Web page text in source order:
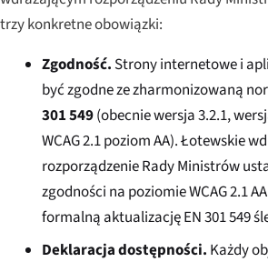
trzy konkretne obowiązki:
Zgodność. Strony internetowe i
być zgodne ze zharmonizowaną
301 549(obecnie wersja 3.2.1,
WCAG 2.1 poziom AA). Łotewskie
rozporządzenie Rady Ministrów
zgodności na poziomie WCAG 2.1
formalną aktualizację EN 301 549
Deklaracja dostępności. Każdy